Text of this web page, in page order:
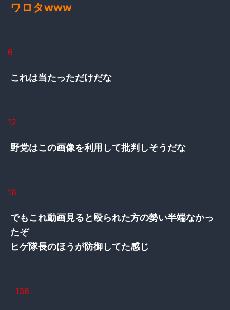
ワロタwww
6
これは当たっただけだな
12
野党はこの画像を利用して批判しそうだな
16
でもこれ動画見ると殴られた方の勢い半端なかっ
たぞ
ヒゲ隊長のほうが防御してた感じ
136